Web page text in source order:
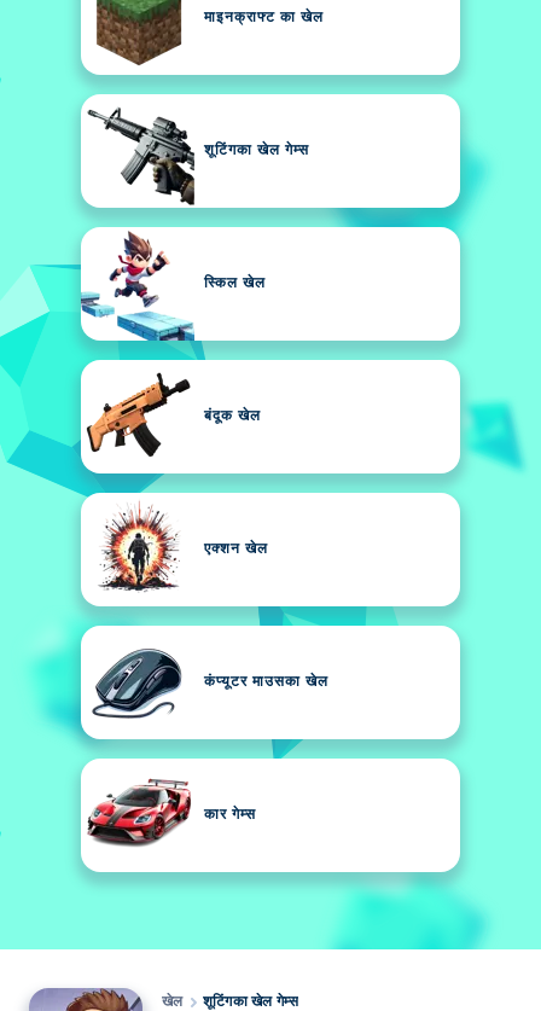
माइनक्राफ्ट का खेल
शूटिंगका खेल गेम्स
स्किल खेल
बंदूक खेल
एक्शन खेल
कंप्यूटर माउसका खेल
कार गेम्स
खेल शूटिंगका खेल गेम्स